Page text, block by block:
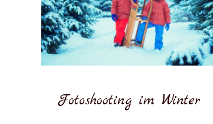
Fotoshooting im Winter